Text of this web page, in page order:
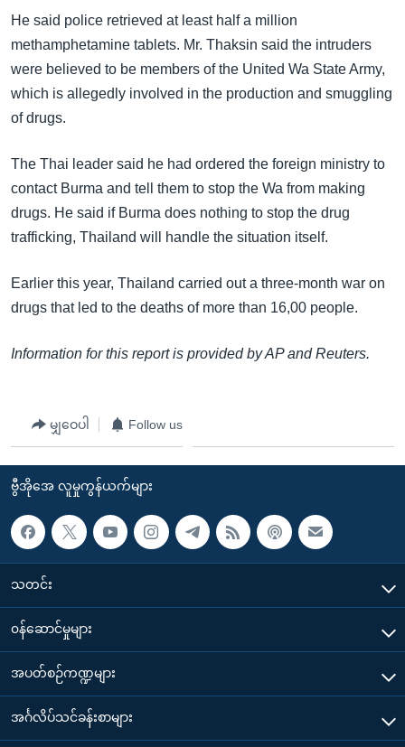
သို့
ကျော်
ကြည့်
ရန်
ရှာဖွေ
နေရာ
သို့
ကျော်
ရန်
ဗွီအိုအေ လူမှုကွန်ယက်များ
ဘာသာစကားများ
He said police retrieved at least half a million
methamphetamine tablets. Mr. Thaksin said the intruders
were believed to be members of the United Wa State Army,
which is allegedly involved in the production and smuggling
of drugs.
The Thai leader said he had ordered the foreign ministry to
contact Burma and tell them to stop the Wa from making
drugs. He said if Burma does nothing to stop the drug
trafficking, Thailand will handle the situation itself.
Earlier this year, Thailand carried out a three-month war on
drugs that led to the deaths of more than 16,00 people.
Information for this report is provided by AP and Reuters.
မျှဝေပါ Follow us
ဗွီအိုအေ လူမှုကွန်ယက်များ
သတင်း
၀န်ဆောင်မှုများ
အပတ်စဉ်ကဏ္ဍများ
အင်္ဂလိပ်သင်ခန်းစာများ